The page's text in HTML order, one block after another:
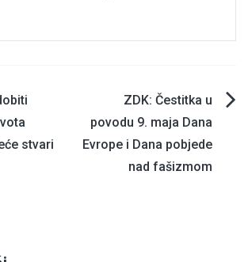
stvari
ZDK: Čestitka u
povodu 9. maja Dana
Evrope i Dana pobjede
nad fašizmom